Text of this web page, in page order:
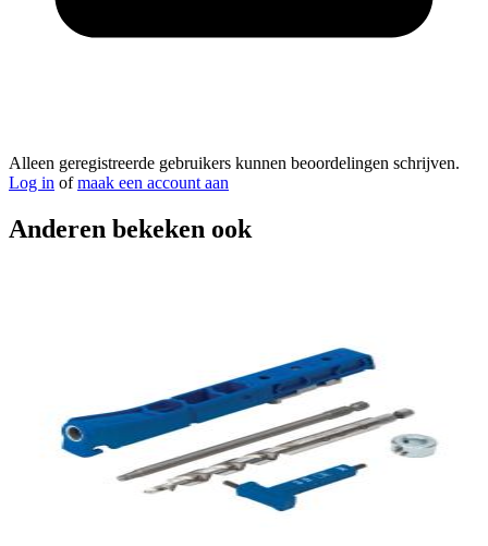
Alleen geregistreerde gebruikers kunnen beoordelingen schrijven.
Log in ofmaak een account aan
Anderen bekeken ook